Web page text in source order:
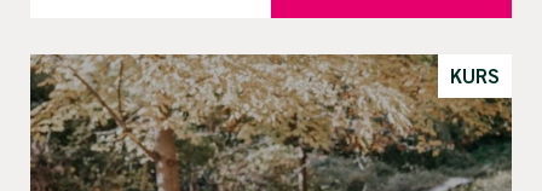
KURS